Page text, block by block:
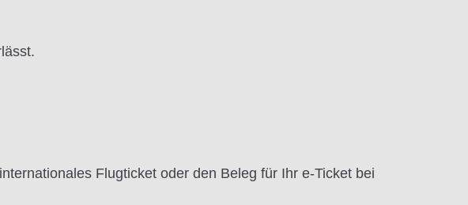
Flugticket oder den Beleg für Ihr e-Ticket bei